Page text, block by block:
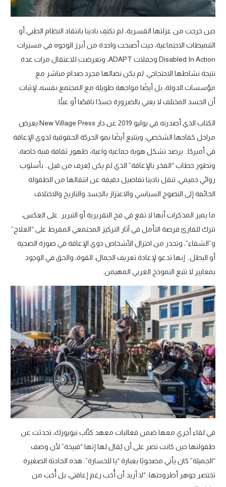
حين خرجت من عزلتها القسرية، لم تكتفِ نادينا بانتقاد النظام الطبي أو
التنميطات الاجتماعية، حيث أصبحت واحدة من أبرز الوجوه في مسيرات
Disabled In Action وحملات ADAPT، وتعرضت للاعتقال مرات عدة
نتيجة نشاطها الاحتجاجي. لم يكن نضالها مجرد صدام مباشر مع
مؤسسات الدولة، بل أيضًا مواجهة طويلة مع المجتمع نفسه، لإثبات
أن الجسد المختلف لا يعني بالضرورة جسدًا ناقصًا أو عبئًا.
الكتاب الذي أصدرته في يوليو 2019 عن دار New Village Press يعرض
مراحل كفاحها الشخصي، ويتتبع أيضًا نمو الحركة الحقوقية لذوي الإعاقة
في أميركا.. يرصد تشكل هوية جماعية واعية، ظهور ثقافة فنية خاصة،
وتطور خطاب “الفخر بالإعاقة” الذي لم يكن يُعرف من قبل.. بأسلوب
روائي حميمي، تنقل نادينا تفاصيل دقيقة عن انتقالها من الطفولة
الخائفة إلى النضوج السياسي والاعتزاز بالجسد والتاريخ والاختلاف.
ما يميز المذكرات أنها لا تقع في فخ التقريرية أو التبرير. على العكس،
تترك للقارئ فرصة التأمل في آثار التركيز المجتمعي المفرط على “العلاج”
و”الشفاء”، وتحذر من اختزال الأشخاص ذوي الإعاقة في صورة الضحية
أو البطل.. إنها تدعو لإعادة تعريف الجمال، القوة، والحق في الوجود
بمعايير لا تتبع النموذج الغربي المهيمن.
في لقاء أجري معها ضمن فعاليات معهد كتّاب نيويورك، تحدثت عن
طفولتها حين كانت تصر على أن يُقال لها إنها “قبيحة” لأن وصف
“الجميلة” كان يأتي مصحوبًا بعبارة “يا للخسارة”. هذه الحادثة الصغيرة
تختصر جوهر أطروحتها: “لا أريد أن أُحَب رغم إعاقتي، بل أُحَب من